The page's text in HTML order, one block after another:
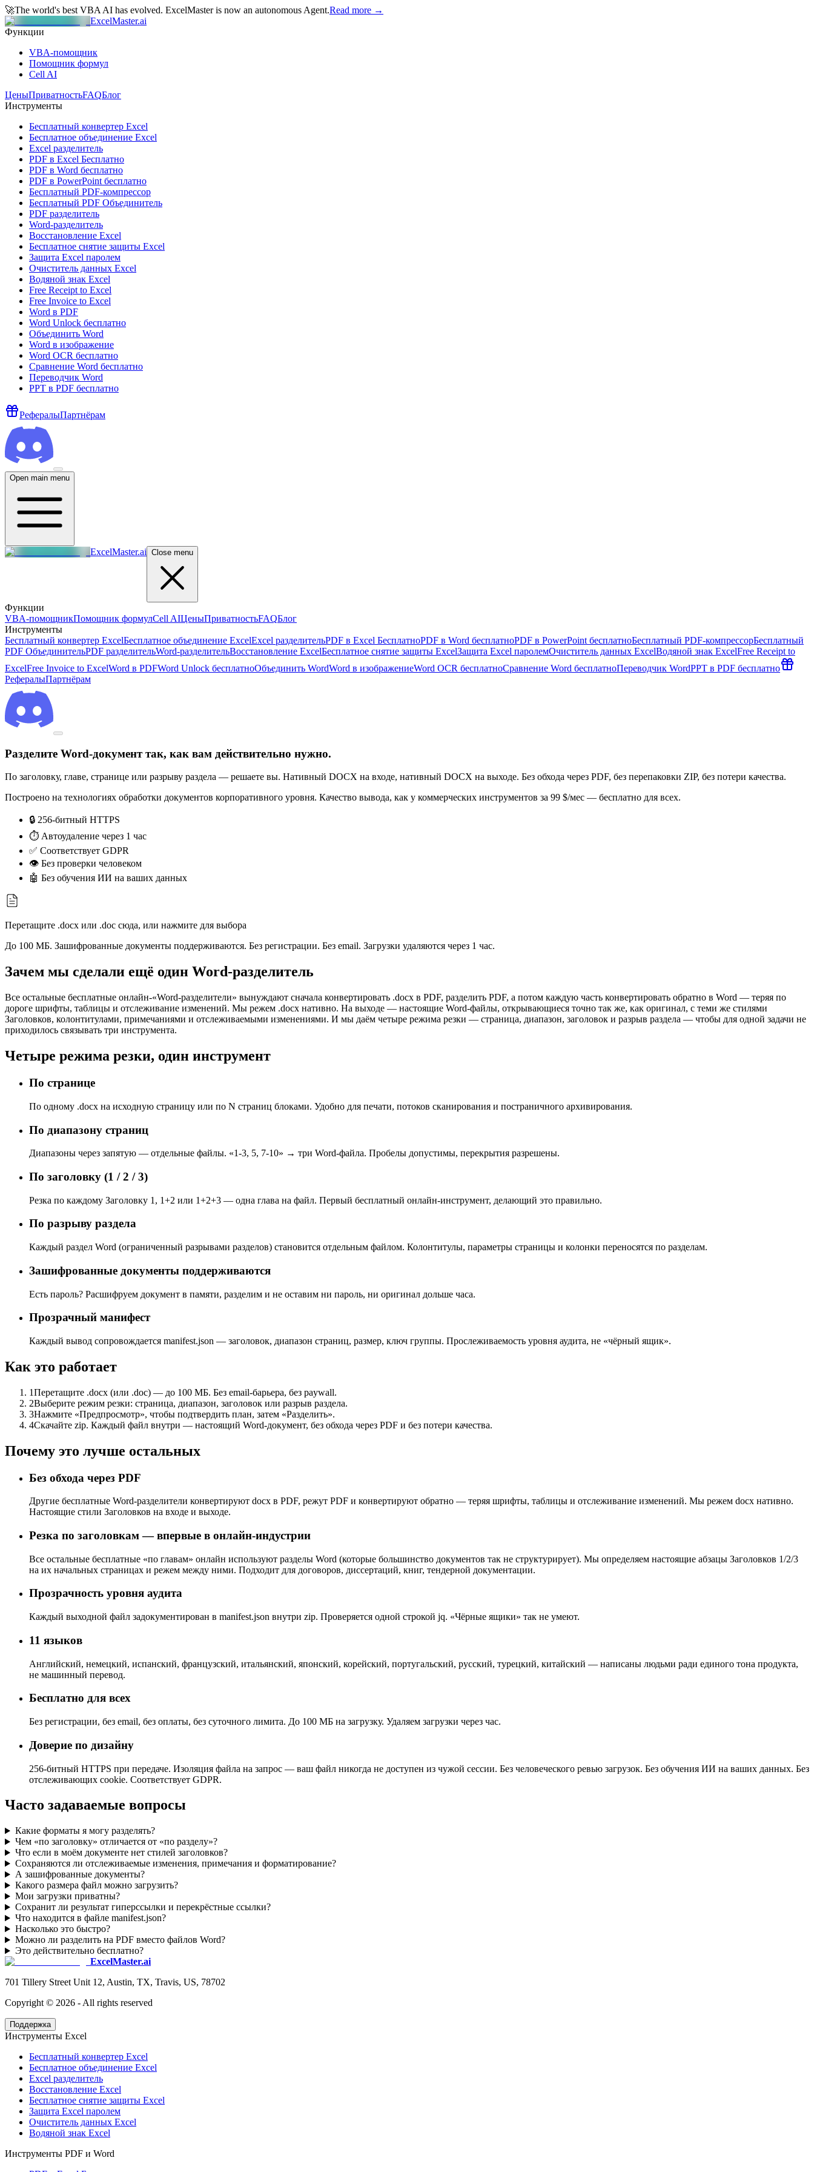
🚀The world's best VBA AI has evolved. ExcelMaster is now an autonomous Agent.Read more →
ExcelMaster.ai
Функции
VBA-помощник
Помощник формул
Cell AI
ЦеныПриватностьFAQБлог
Инструменты
Бесплатный конвертер Excel
Бесплатное объединение Excel
Excel разделитель
PDF в Excel Бесплатно
PDF в Word бесплатно
PDF в PowerPoint бесплатно
Бесплатный PDF-компрессор
Бесплатный PDF Объединитель
PDF разделитель
Word-разделитель
Восстановление Excel
Бесплатное снятие защиты Excel
Защита Excel паролем
Очиститель данных Excel
Водяной знак Excel
Free Receipt to Excel
Free Invoice to Excel
Word в PDF
Word Unlock бесплатно
Объединить Word
Word в изображение
Word OCR бесплатно
Сравнение Word бесплатно
Переводчик Word
PPT в PDF бесплатно
РефералыПартнёрам
Open main menu
ExcelMaster.ai Close menu
Функции
VBA-помощникПомощник формулCell AIЦеныПриватностьFAQБлог
Инструменты
Бесплатный конвертер ExcelБесплатное объединение ExcelExcel разделительPDF в Excel БесплатноPDF в Word бесплатноPDF в PowerPoint бесплатноБесплатный PDF-компрессорБесплатный
PDF ОбъединительPDF разделительWord-разделительВосстановление ExcelБесплатное снятие защиты ExcelЗащита Excel паролемОчиститель данных ExcelВодяной знак ExcelFree Receipt to
ExcelFree Invoice to ExcelWord в PDFWord Unlock бесплатноОбъединить WordWord в изображениеWord OCR бесплатноСравнение Word бесплатноПереводчик WordPPT в PDF бесплатно
РефералыПартнёрам
Разделите Word-документ так, как вам действительно нужно.
По заголовку, главе, странице или разрыву раздела — решаете вы. Нативный DOCX на входе, нативный DOCX на выходе. Без обхода через PDF, без перепаковки ZIP, без потери качества.
Построено на технологиях обработки документов корпоративного уровня. Качество вывода, как у коммерческих инструментов за 99 $/мес — бесплатно для всех.
🔒 256-битный HTTPS
⏱ Автоудаление через 1 час
✅ Соответствует GDPR
👁 Без проверки человеком
🤖 Без обучения ИИ на ваших данных
Перетащите .docx или .doc сюда, или нажмите для выбора
До 100 МБ. Зашифрованные документы поддерживаются. Без регистрации. Без email. Загрузки удаляются через 1 час.
Зачем мы сделали ещё один Word-разделитель
Все остальные бесплатные онлайн-«Word-разделители» вынуждают сначала конвертировать .docx в PDF, разделить PDF, а потом каждую часть конвертировать обратно в Word — теряя по
дороге шрифты, таблицы и отслеживание изменений. Мы режем .docx нативно. На выходе — настоящие Word-файлы, открывающиеся точно так же, как оригинал, с теми же стилями
Заголовков, колонтитулами, примечаниями и отслеживаемыми изменениями. И мы даём четыре режима резки — страница, диапазон, заголовок и разрыв раздела — чтобы для одной задачи не
приходилось связывать три инструмента.
Четыре режима резки, один инструмент
По странице
По одному .docx на исходную страницу или по N страниц блоками. Удобно для печати, потоков сканирования и постраничного архивирования.
По диапазону страниц
Диапазоны через запятую — отдельные файлы. «1-3, 5, 7-10» → три Word-файла. Пробелы допустимы, перекрытия разрешены.
По заголовку (1 / 2 / 3)
Резка по каждому Заголовку 1, 1+2 или 1+2+3 — одна глава на файл. Первый бесплатный онлайн-инструмент, делающий это правильно.
По разрыву раздела
Каждый раздел Word (ограниченный разрывами разделов) становится отдельным файлом. Колонтитулы, параметры страницы и колонки переносятся по разделам.
Зашифрованные документы поддерживаются
Есть пароль? Расшифруем документ в памяти, разделим и не оставим ни пароль, ни оригинал дольше часа.
Прозрачный манифест
Каждый вывод сопровождается manifest.json — заголовок, диапазон страниц, размер, ключ группы. Прослеживаемость уровня аудита, не «чёрный ящик».
Как это работает
1Перетащите .docx (или .doc) — до 100 МБ. Без email-барьера, без paywall.
2Выберите режим резки: страница, диапазон, заголовок или разрыв раздела.
3Нажмите «Предпросмотр», чтобы подтвердить план, затем «Разделить».
4Скачайте zip. Каждый файл внутри — настоящий Word-документ, без обхода через PDF и без потери качества.
Почему это лучше остальных
Без обхода через PDF
Другие бесплатные Word-разделители конвертируют docx в PDF, режут PDF и конвертируют обратно — теряя шрифты, таблицы и отслеживание изменений. Мы режем docx нативно.
Настоящие стили Заголовков на входе и выходе.
Резка по заголовкам — впервые в онлайн-индустрии
Все остальные бесплатные «по главам» онлайн используют разделы Word (которые большинство документов так не структурирует). Мы определяем настоящие абзацы Заголовков 1/2/3
на их начальных страницах и режем между ними. Подходит для договоров, диссертаций, книг, тендерной документации.
Прозрачность уровня аудита
Каждый выходной файл задокументирован в manifest.json внутри zip. Проверяется одной строкой jq. «Чёрные ящики» так не умеют.
11 языков
Английский, немецкий, испанский, французский, итальянский, японский, корейский, португальский, русский, турецкий, китайский — написаны людьми ради единого тона продукта,
не машинный перевод.
Бесплатно для всех
Без регистрации, без email, без оплаты, без суточного лимита. До 100 МБ на загрузку. Удаляем загрузки через час.
Доверие по дизайну
256-битный HTTPS при передаче. Изоляция файла на запрос — ваш файл никогда не доступен из чужой сессии. Без человеческого ревью загрузок. Без обучения ИИ на ваших данных. Без
отслеживающих cookie. Соответствует GDPR.
Часто задаваемые вопросы
Какие форматы я могу разделять?
Чем «по заголовку» отличается от «по разделу»?
Что если в моём документе нет стилей заголовков?
Сохраняются ли отслеживаемые изменения, примечания и форматирование?
А зашифрованные документы?
Какого размера файл можно загрузить?
Мои загрузки приватны?
Сохранит ли результат гиперссылки и перекрёстные ссылки?
Что находится в файле manifest.json?
Насколько это быстро?
Можно ли разделить на PDF вместо файлов Word?
Это действительно бесплатно?
ExcelMaster.ai
701 Tillery Street Unit 12, Austin, TX, Travis, US, 78702
Copyright © 2026 - All rights reserved
Поддержка
Инструменты Excel
Бесплатный конвертер Excel
Бесплатное объединение Excel
Excel разделитель
Восстановление Excel
Бесплатное снятие защиты Excel
Защита Excel паролем
Очиститель данных Excel
Водяной знак Excel
Инструменты PDF и Word